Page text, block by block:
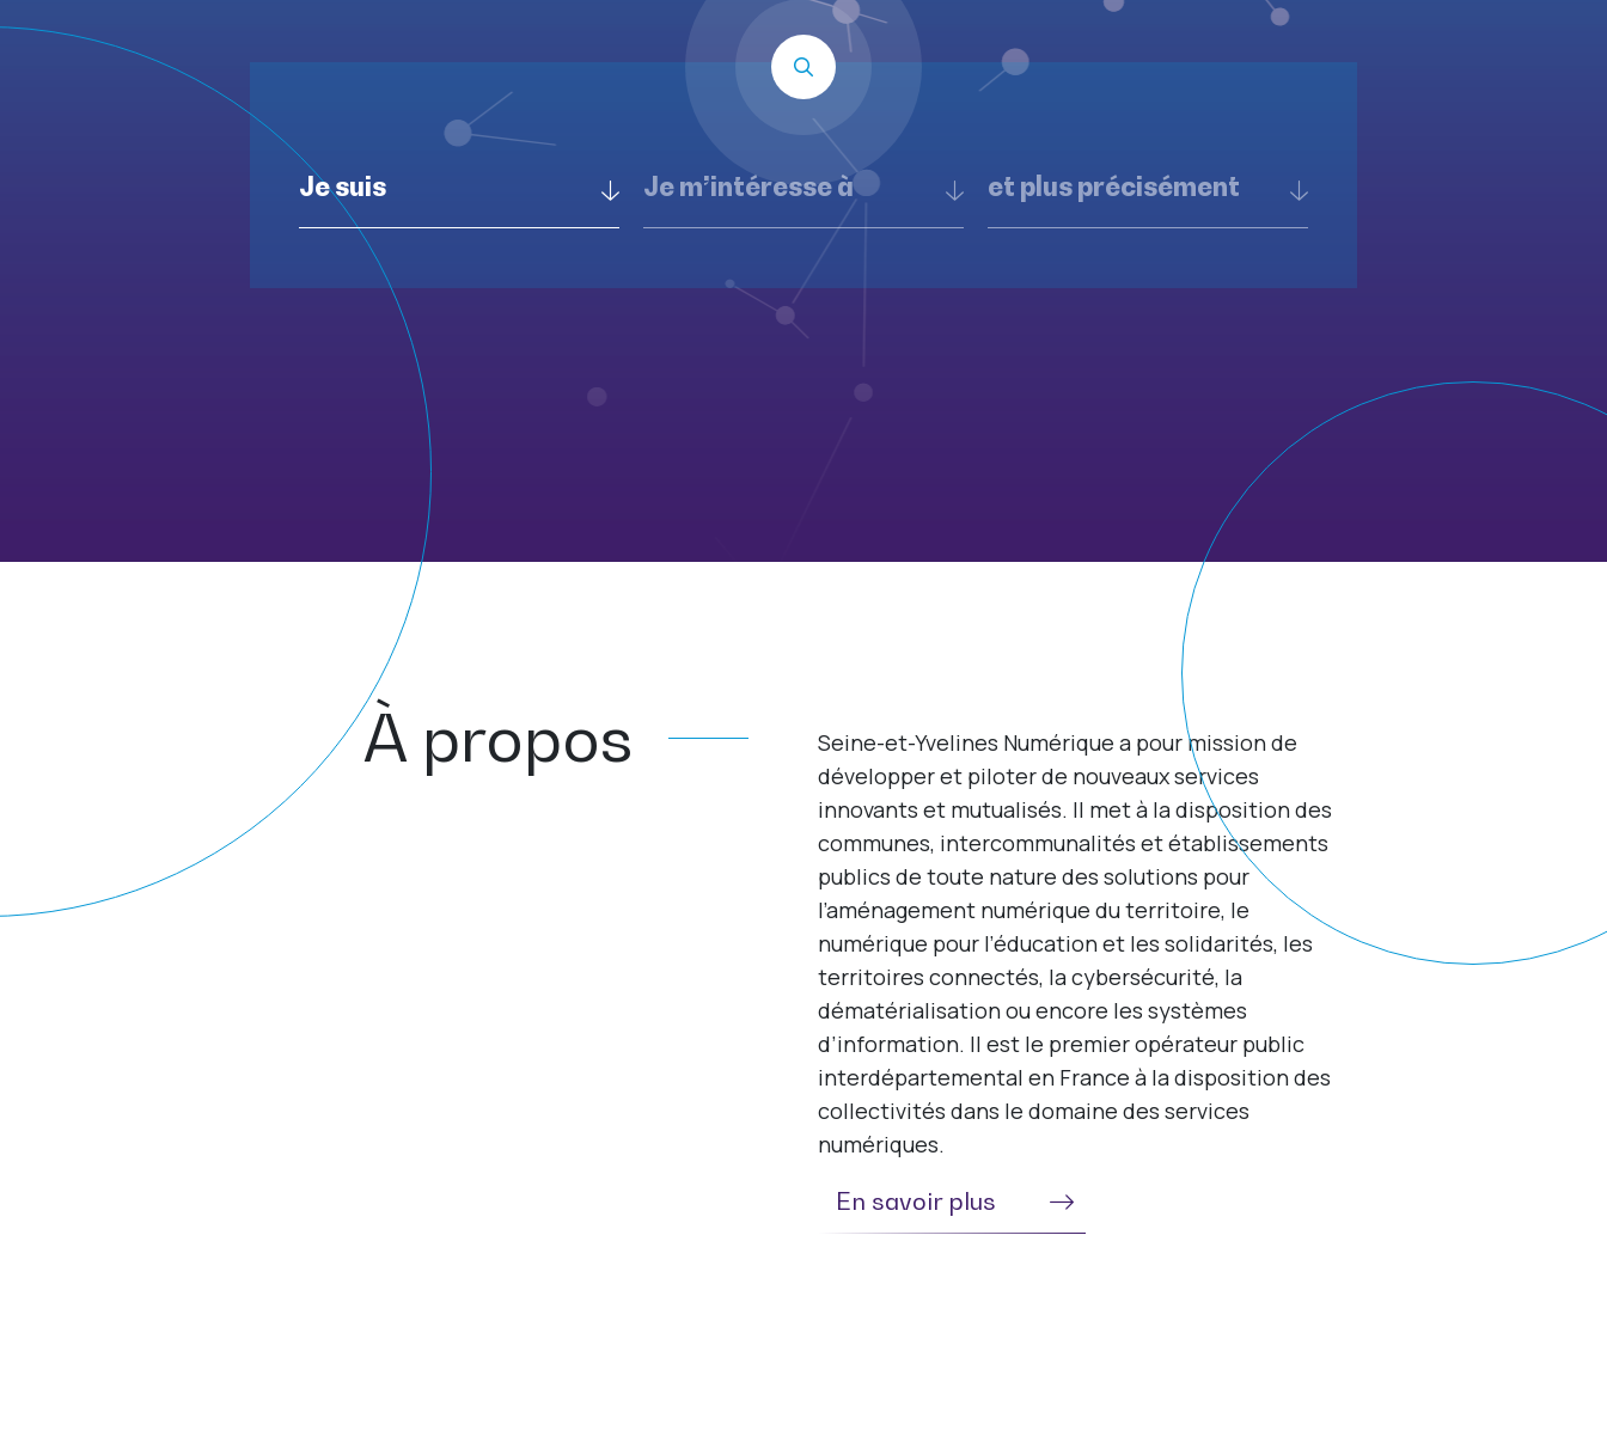
Je suis Je m’intéresse à et plus précisément
À propos
Seine-et-Yvelines Numérique a pour mission de
développer et piloter de nouveaux services
innovants et mutualisés. Il met à la disposition des
communes, intercommunalités et établissements
publics de toute nature des solutions pour
l’aménagement numérique du territoire, le
numérique pour l’éducation et les solidarités, les
territoires connectés, la cybersécurité, la
dématérialisation ou encore les systèmes
d’information. Il est le premier opérateur public
interdépartemental en France à la disposition des
collectivités dans le domaine des services
numériques.
En savoir plus